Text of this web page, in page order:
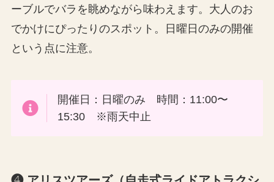
ーブルでバラを眺めながら味わえます。大人のお
でかけにぴったりのスポット。日曜日のみの開催
という点に注意。
開催日：日曜のみ 時間：11:00〜
15:30 ※雨天中止